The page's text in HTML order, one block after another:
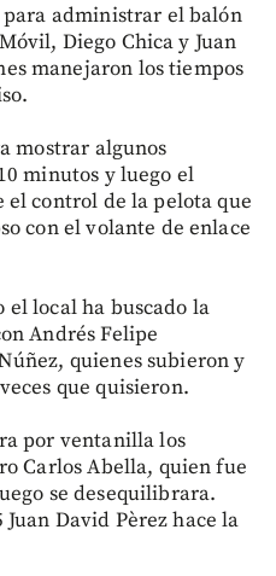
administrar el balón
Diego Chica y Juan
manejaron los tiempos
mostrar algunos
minutos y luego el
el control de la pelota que
con el volante de enlace
local ha buscado la
Andrés Felipe
quienes subieron y
que quisieron.
por ventanilla los
Carlos Abella, quien fue
se desequilibrara.
David Pèrez hace la